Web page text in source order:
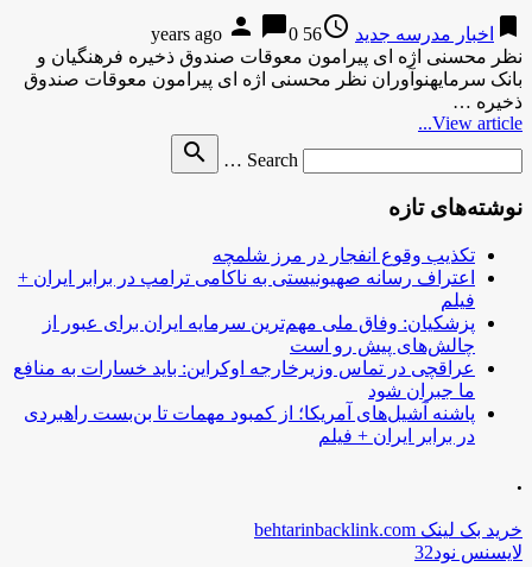
bookmark اخبار مدرسه جدید access_time
56 years ago
person chat_bubble0
نظر محسنی اژه ای پیرامون معوقات صندوق ذخیره فرهنگیان و
بانک سرمایهنوآوران نظر محسنی اژه ای پیرامون معوقات صندوق
ذخیره …
View article...
Search …
search
نوشته‌های تازه
تکذیب وقوع انفجار در مرز شلمچه
اعتراف رسانه صهیونیستی به ناکامی ترامپ در برابر ایران +
فیلم
پزشکیان: وفاق ملی مهم‌ترین سرمایه ایران برای عبور از
چالش‌های پیش رو است
عراقچی در تماس وزیرخارجه اوکراین: باید خسارات به منافع
ما جبران شود
پاشنه آشیل‌های آمریکا؛ از کمبود مهمات تا بن‌بست راهبردی
در برابر ایران + فیلم
.
خرید بک لینک behtarinbacklink.com
لایسنس نود32